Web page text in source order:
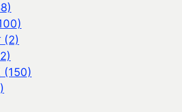
(2)
(150)